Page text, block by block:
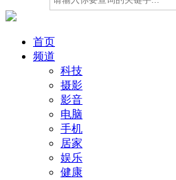
首页
频道
科技
摄影
影音
电脑
手机
居家
娱乐
健康